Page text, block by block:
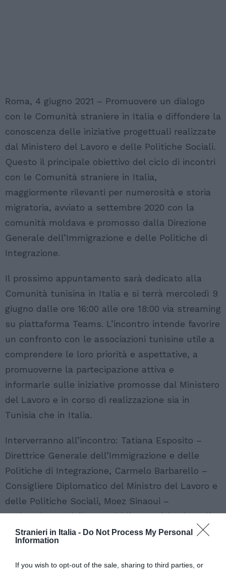
Stranieri in Italia - Do Not Process My Personal
Information
If you wish to opt-out of the sale, sharing to third parties, or
Roma, 4 giugno 2021 – Promuovere un dialogo
con le Comunità straniere in Italia e diffondere la
conoscenza delle iniziative progettuali realizzate
dal Ministero del Lavoro e delle Politiche Sociali.
Questo il principale obiettivo del ciclo di incontri
con le Comunità straniere in Italia,
maggiormente rilevanti per numerosità e storia
migratoria, avviato a settembre 2020 con la
comunità moldava e promosso dalla Direzione
Generale dell’Immigrazione e delle Politiche di
Integrazione.
Il prossimo appuntamento sarà dedicato alla
Comunità tunisina in Italia e si terrà mercoledì 9
giugno dalle ore 16:00 alle ore 18:00 via streaming
su piattaforma Teams. L’incontro intende favorire
un confronto con le associazioni tunisine utile a
comprendere le loro priorità e aspettative, a
promuoverne la partecipazione attiva e
informarle sulle iniziative promosse dal Ministero
del Lavoro e in corso di realizzazione sia in
Tunisia che in Italia.
Interverranno all’incontro: Tatiana Esposito –
Direttrice Generale dell’Immigrazione e delle
Politiche di Integrazione, Carmelo Barbarello –
Consigliere Diplomatico del Ministro del Lavoro e
delle Politiche Sociali, Moez Sinaoui –
Ambasciatore della Repubblica Tunisina in Italia.